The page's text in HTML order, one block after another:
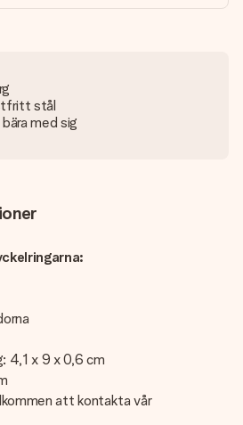
stål
med sig
4,1 x 9 x 0,6 cm
att kontakta vår